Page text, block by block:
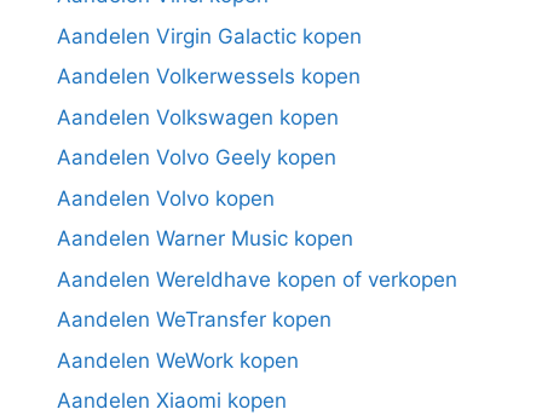
Aandelen Virgin Galactic kopen
Aandelen Volkerwessels kopen
Aandelen Volkswagen kopen
Aandelen Volvo Geely kopen
Aandelen Volvo kopen
Aandelen Warner Music kopen
Aandelen Wereldhave kopen of verkopen
Aandelen WeTransfer kopen
Aandelen WeWork kopen
Aandelen Xiaomi kopen